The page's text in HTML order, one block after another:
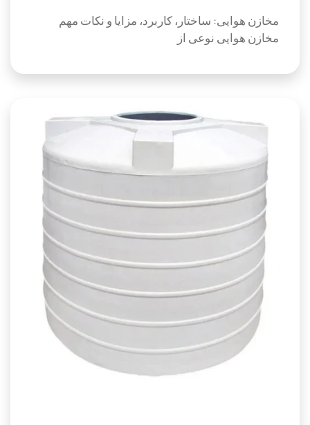
مخازن هوایی: ساختار، کاربرد، مزایا و نکات مهم
مخازن هوایی نوعی از